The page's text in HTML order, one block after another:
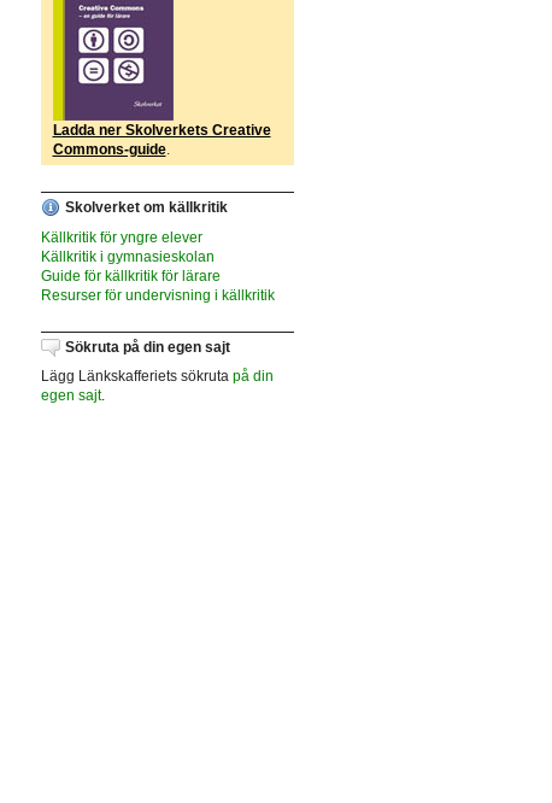
Ladda ner Skolverkets Creative
Commons-guide.
Skolverket om källkritik
Källkritik för yngre elever
Källkritik i gymnasieskolan
Guide för källkritik för lärare
Resurser för undervisning i källkritik
Sökruta på din egen sajt
Lägg Länkskafferiets sökruta på din
egen sajt.